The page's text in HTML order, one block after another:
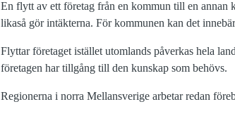
En flytt av ett företag från en kommun till en annan
likaså gör intäkterna. För kommunen kan det
Flyttar företaget istället utomlands påverkas hela
företagen har tillgång till den kunskap som behövs.
Regionerna i norra Mellansverige arbetar redan